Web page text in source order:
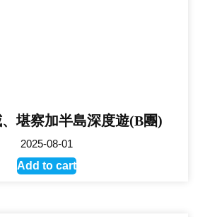
堪察加半島深度遊(B團)
2025-08-01
Add to cart